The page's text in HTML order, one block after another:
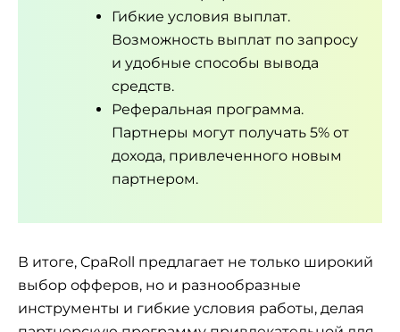
Гибкие условия выплат.
Возможность выплат по запросу
и удобные способы вывода
средств.
Реферальная программа.
Партнеры могут получать 5% от
дохода, привлеченного новым
партнером.
В итоге, CpaRoll предлагает не только широкий
выбор офферов, но и разнообразные
инструменты и гибкие условия работы, делая